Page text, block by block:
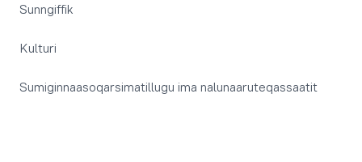
Sunngiffik
Kulturi
Sumiginnaasoqarsimatillugu ima nalunaaruteqassaatit